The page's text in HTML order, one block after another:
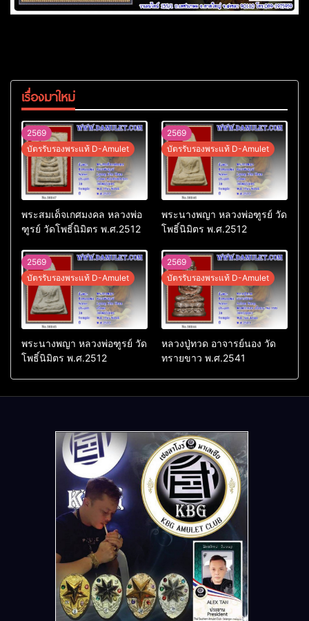
เรื่องมาใหม่
2569
บัตรรับรองพระแท้ D-Amulet
พระสมเด็จเกศมงคล หลวงพ่อ
ฑูรย์ วัดโพธิ์นิมิตร พ.ศ.2512
2569
บัตรรับรองพระแท้ D-Amulet
พระนางพญา หลวงพ่อฑูรย์ วัด
โพธิ์นิมิตร พ.ศ.2512
2569
บัตรรับรองพระแท้ D-Amulet
พระนางพญา หลวงพ่อฑูรย์ วัด
โพธิ์นิมิตร พ.ศ.2512
2569
บัตรรับรองพระแท้ D-Amulet
หลวงปู่ทวด อาจารย์นอง วัด
ทรายขาว พ.ศ.2541